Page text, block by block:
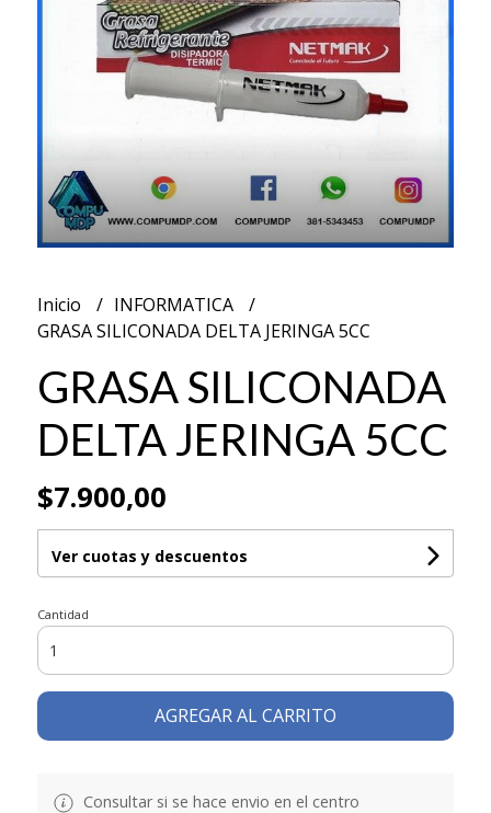
Inicio
INFORMATICA
GRASA SILICONADA DELTA JERINGA 5CC
GRASA SILICONADA
DELTA JERINGA 5CC
$7.900,00
Ver cuotas y descuentos
Cantidad
AGREGAR AL CARRITO
Consultar si se hace envio en el centro